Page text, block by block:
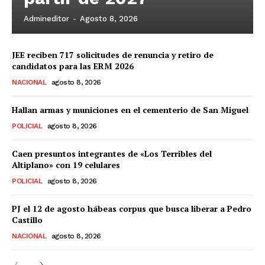
Admineditor - Agosto 8, 2026
JEE reciben 717 solicitudes de renuncia y retiro de
candidatos para las ERM 2026
NACIONAL agosto 8, 2026
Hallan armas y municiones en el cementerio de San Miguel
POLICIAL agosto 8, 2026
Caen presuntos integrantes de «Los Terribles del
Altiplano» con 19 celulares
POLICIAL agosto 8, 2026
PJ el 12 de agosto hábeas corpus que busca liberar a Pedro
Castillo
NACIONAL agosto 8, 2026